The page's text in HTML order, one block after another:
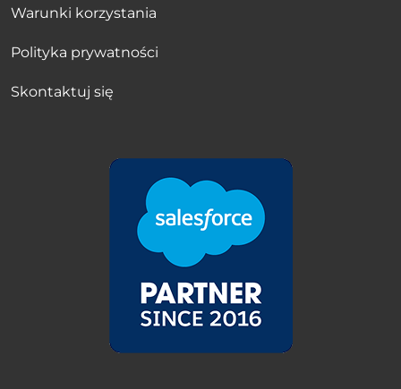
Warunki korzystania
Polityka prywatności
Skontaktuj się